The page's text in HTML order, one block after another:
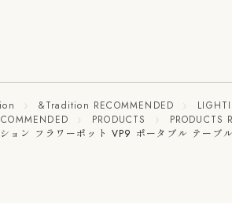
&Tradition RECOMMENDED
PRODUCTS PRODUCTS
ン フラワーポット VP9 ポータブル テーブ